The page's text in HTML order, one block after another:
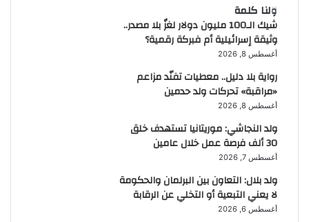
ولنا كلمة
شيك الـ100 مليون دولار لغزٌ بلا مصدر..
وثيقة إسرائيلية أم فبركة رقمية؟
أغسطس 8, 2026
رواية بلا دليل.. معطيات تفنّد مزاعم
«مراقبة» تحركات ولد حدمين
أغسطس 8, 2026
ولد النجاشي: موريتانيا تستهدف خلق
30 ألف فرصة عمل خلال عامين
أغسطس 7, 2026
ولد بلال: التعاون بين البرلمان والحكومة
لا يعني التبعية أو التخلي عن الرقابة
أغسطس 6, 2026